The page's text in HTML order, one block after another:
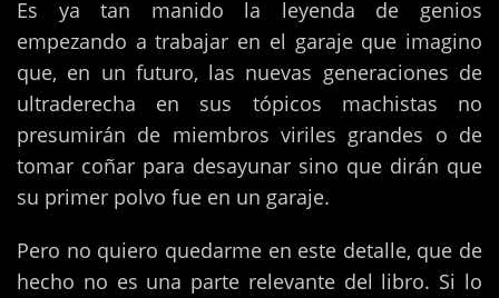
Es ya tan manido la leyenda de genios
empezando a trabajar en el garaje que imagino
que, en un futuro, las nuevas generaciones de
ultraderecha en sus tópicos machistas no
presumirán de miembros viriles grandes o de
tomar coñar para desayunar sino que dirán que
su primer polvo fue en un garaje.
Pero no quiero quedarme en este detalle, que de
hecho no es una parte relevante del libro. Si lo